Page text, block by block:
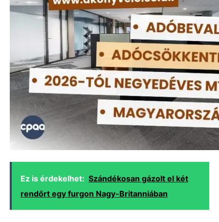
Ez is érdekelhet: Szándékosan gázolt el két
rendőrt egy furgon Nagy-Britanniában